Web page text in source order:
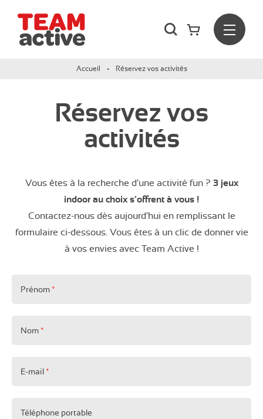
Rechercher
Menu
Accueil Réservez vos activités
Réservez vos
activités
Vous êtes à la recherche d’une activité fun ? 3 jeux
indoor au choix s’offrent à vous !
Contactez-nous dès aujourd’hui en remplissant le
formulaire ci-dessous. Vous êtes à un clic de donner vie
à vos envies avec Team Active !
Prénom*
Nom*
E-mail*
Téléphone portable